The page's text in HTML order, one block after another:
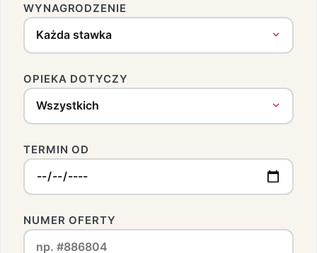
WYNAGRODZENIE
OPIEKA DOTYCZY
TERMIN OD
NUMER OFERTY